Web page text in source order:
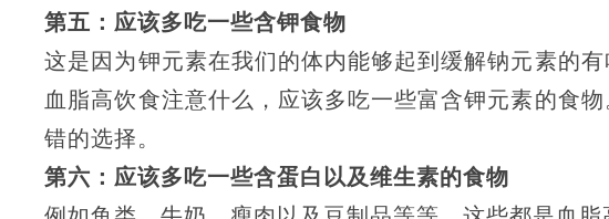
第五：应该多吃一些含钾食物
这是因为钾元素在我们的体内能够起到缓解钠元素的
血脂高饮食注意什么，应该多吃一些富含钾元素的食
错的选择。
第六：应该多吃一些含蛋白以及维生素的食物